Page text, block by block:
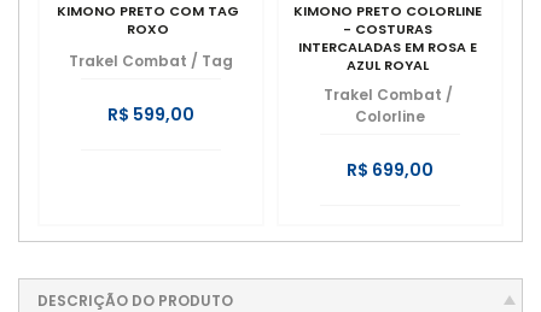
KIMONO PRETO COM TAG
ROXO
Trakel Combat / Tag
R$ 599,00
KIMONO PRETO COLORLINE
- COSTURAS
INTERCALADAS EM ROSA E
AZUL ROYAL
(PERSONALIZADO).
Trakel Combat /
Colorline
R$ 699,00
DESCRIÇÃO DO PRODUTO